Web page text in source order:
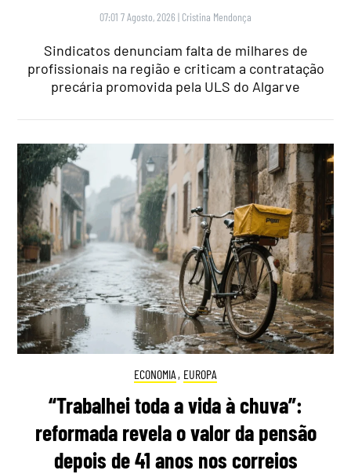
07:01 7 Agosto, 2026 | Cristina Mendonça
Sindicatos denunciam falta de milhares de
profissionais na região e criticam a contratação
precária promovida pela ULS do Algarve
ECONOMIA , EUROPA
“Trabalhei toda a vida à chuva”:
reformada revela o valor da pensão
depois de 41 anos nos correios